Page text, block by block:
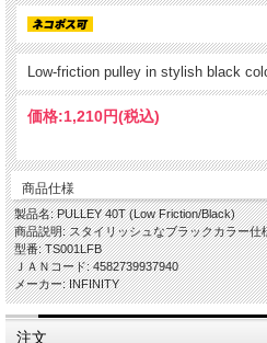
Low-friction pulley in stylish black
価格:1,210円(税込)
商品仕様
製品名: PULLEY 40T (Low Friction/Black)
商品説明: スタイリッシュなブラックカラー
型番: TS001LFB
ＪＡＮコード: 4582739937940
メーカー: INFINITY
注文